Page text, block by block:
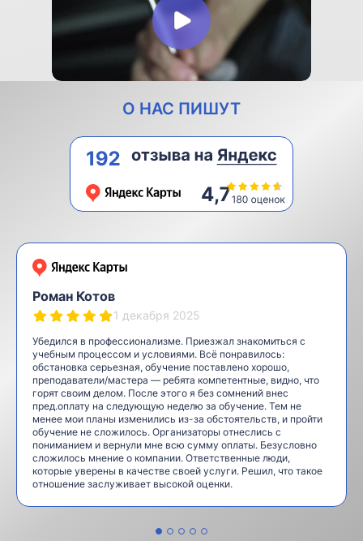
О НАС ПИШУТ
Роман Котов
1 декабря 2025
Убедился в профессионализме. Приезжал знакомиться с
учебным процессом и условиями. Всё понравилось:
обстановка серьезная, обучение поставлено хорошо,
преподаватели/мастера — ребята компетентные, видно, что
горят своим делом. После этого я без сомнений внес
пред.оплату на следующую неделю за обучение. Тем не
менее мои планы изменились из-за обстоятельств, и пройти
обучение не сложилось. Организаторы отнеслись с
пониманием и вернули мне всю сумму оплаты. Безусловно
сложилось мнение о компании. Ответственные люди,
которые уверены в качестве своей услуги. Решил, что такое
отношение заслуживает высокой оценки.